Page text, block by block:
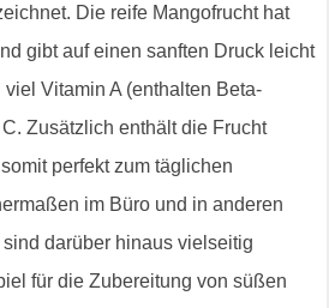
Die reife Mangofrucht hat
gibt auf einen sanften Druck leicht
Vitamin A (enthalten Beta-
Zusätzlich enthält die Frucht
perfekt zum täglichen
im Büro und in anderen
darüber hinaus vielseitig
für die Zubereitung von süßen